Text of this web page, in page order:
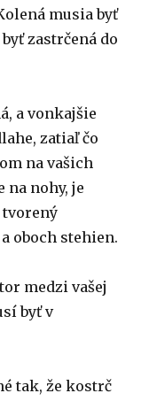
musia byť
zastrčená do
a vonkajšie
zatiaľ čo
na vašich
na nohy, je
oboch stehien.
medzi vašej
byť v
tak, že kostrč